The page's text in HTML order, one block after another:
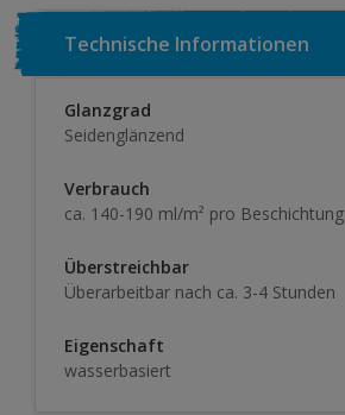
Technische Informationen
Glanzgrad
Seidenglänzend
Verbrauch
ca. 140-190 ml/m² pro Beschichtung
Überstreichbar
Überarbeitbar nach ca. 3-4 Stunden
Eigenschaft
wasserbasiert